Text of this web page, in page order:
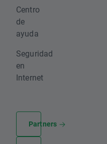
Centro
de
ayuda
Seguridad
en
Internet
Partners